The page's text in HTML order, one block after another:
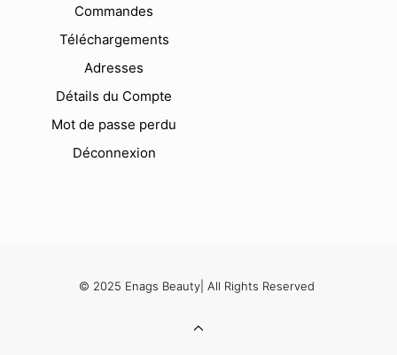
Commandes
Téléchargements
Adresses
Détails du Compte
Mot de passe perdu
Déconnexion
© 2025 Enags Beauty| All Rights Reserved